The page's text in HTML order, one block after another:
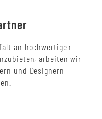
an hochwertigen
arbeiten wir
und Designern